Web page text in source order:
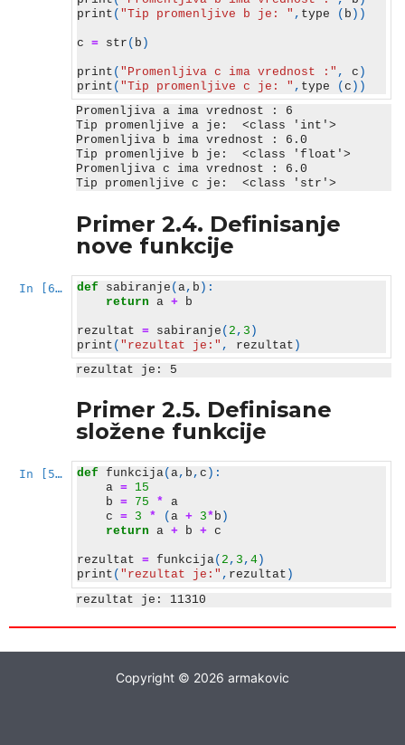
print ( "Tip promenljive b je: " , type ( b ))
c = str ( b )
print ( "Promenljiva c ima vrednost :" , c )
print ( "Tip promenljive c je: " , type (c ))
Promenljiva a ima vrednost : 6
Tip promenljive a je:  <class 'int'>
Promenljiva b ima vrednost : 6.0
Tip promenljive b je:  <class 'float'>
Promenljiva c ima vrednost : 6.0
Primer 2.4. Definisanje
nove funkcije
In [6]: def sabiranje (a, b ):
return
a + b
rezultat = sabiranje ( 2 , 3 )
print ( "rezultat je:" , rezultat )
Primer 2.5. Definisane
složene funkcije
In [5]: def funkcija(a, b ,c ):
a = 15
b
= 75 *
a
c
= 3 * (a + 3*b )
return
a + b + c
rezultat = funkcija( 2 , 3 ,4 )
print ( "rezultat je:" , rezultat )
Copyright © 2026 armakovic